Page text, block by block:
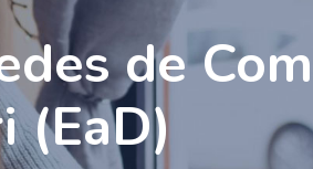
de
(EaD)